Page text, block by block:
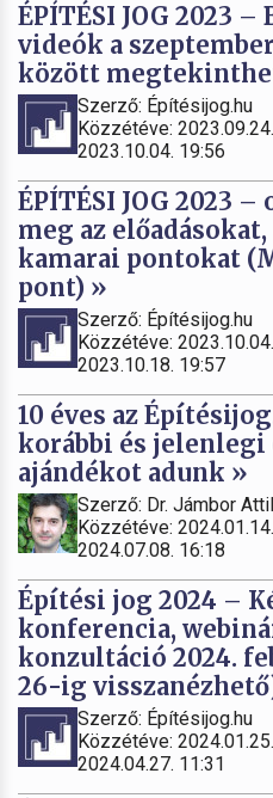
ÉPÍTÉSI JOG 2023
videók a
között
Szerző: Építésijog.hu
Közzétéve:
2023.10.04. 19:56
ÉPÍTÉSI JOG 2023
meg az
kamarai pontokat
pont) »
Szerző: Építésijog.hu
Közzétéve:
2023.10.18. 19:57
10 éves az
korábbi és
ajándékot adunk »
Szerző: Dr. Jámbor
Közzétéve:
2024.07.08. 16:18
Építési jog 2024 –
konferencia,
konzultáció 2024.
26-ig
Szerző: Építésijog.hu
Közzétéve:
2024.04.27. 11:31